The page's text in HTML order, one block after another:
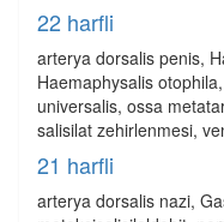
22 harfli
arterya dorsalis penis,
Haemaphysalis
universalis, ossa
salisilat zehirlenmesi,
21 harfli
arterya dorsalis nazi,